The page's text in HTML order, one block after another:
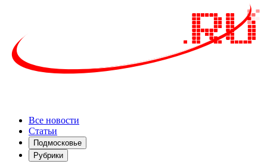
Все новости
Статьи
Подмосковье
Рубрики